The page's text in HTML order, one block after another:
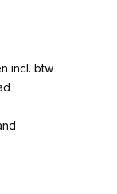
incl. btw